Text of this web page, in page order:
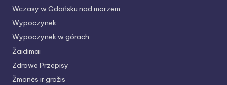
Wczasy w Gdańsku nad morzem
Wypoczynek
Wypoczynek w górach
Žaidimai
Zdrowe Przepisy
Žmonės ir grožis